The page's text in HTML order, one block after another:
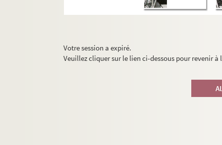
Votre session a expiré.
Veuillez cliquer sur le lien ci-dessous pour revenir